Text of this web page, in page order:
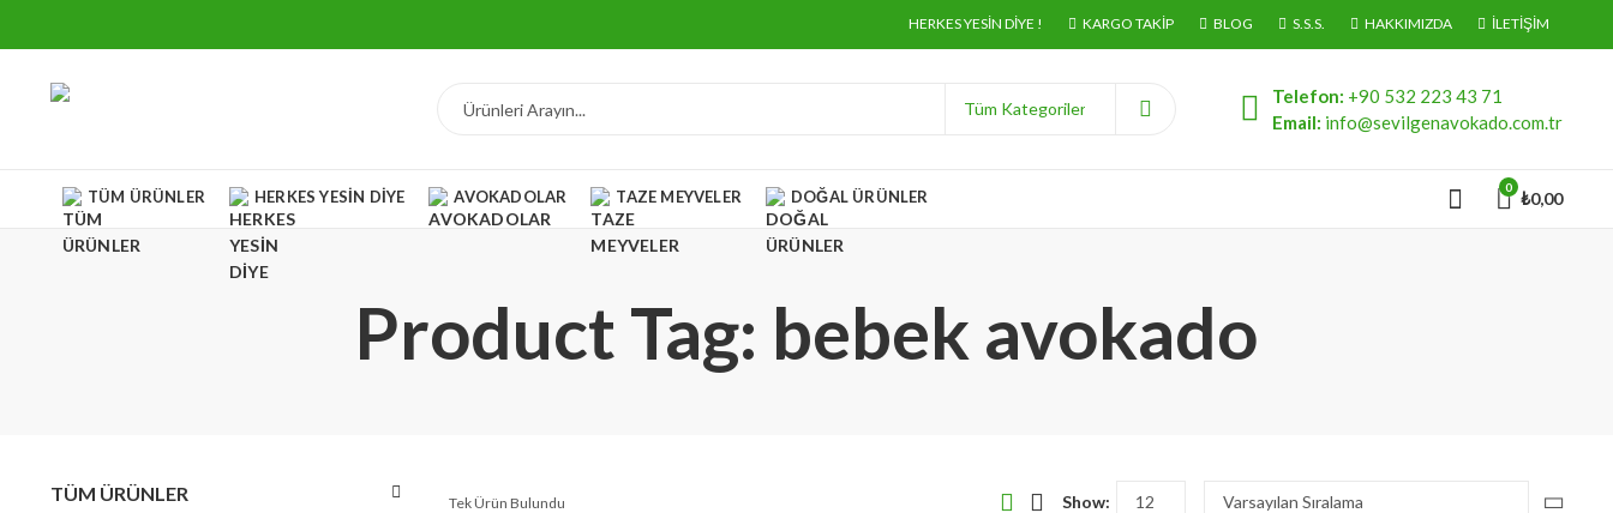
HERKES YESIN DIYE ! KARGO TAKIP BLOG S.S.S. HAKKIMIZDA İLETIŞIM
Telefon: +90 532 223 43 71
Email: info@sevilgenavokado.com.tr
TÜM ÜRÜNLER HERKES YESIN DIYE AVOKADOLAR TAZE MEYVELER DOĞAL ÜRÜNLER 0
₺0,00
Product Tag: bebek avokado
Tek Ürün Bulundu Show:
TÜM ÜRÜNLER